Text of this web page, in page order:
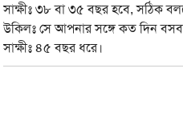
সাক্ষীঃ ৩৮ বা ৩৫ বছর হবে, সঠিক
উকিলঃ সে আপনার সঙ্গে কত দিন
সাক্ষীঃ ৪৫ বছর ধরে।